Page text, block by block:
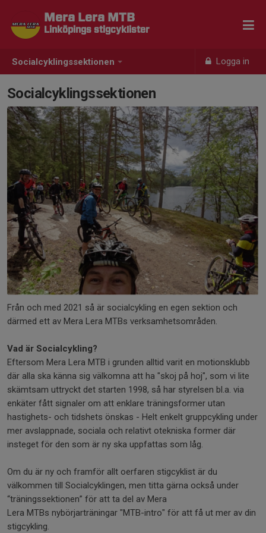
Socialcyklingssektionen Logga in
Mera Lera MTB
Linköpings stigcyklister
Socialcyklingssektionen
Från och med 2021 så är socialcykling en egen sektion och
därmed ett av Mera Lera MTBs verksamhetsområden.
Vad är Socialcykling?
Eftersom Mera Lera MTB i grunden alltid varit en motionsklubb
där alla ska känna sig välkomna att ha "skoj på hoj", som vi lite
skämtsam uttryckt det starten 1998, så har styrelsen bl.a. via
enkäter fått signaler om att enklare träningsformer utan
hastighets- och tidshets önskas - Helt enkelt gruppcykling under
mer avslappnade, sociala och relativt otekniska former där
insteget för den som är ny ska uppfattas som låg.
Om du är ny och framför allt oerfaren stigcyklist är du
välkommen till Socialcyklingen, men titta gärna också under
“träningssektionen” för att ta del av Mera
Lera MTBs nybörjarträningar "MTB-intro" för att få ut mer av din
stigcykling.